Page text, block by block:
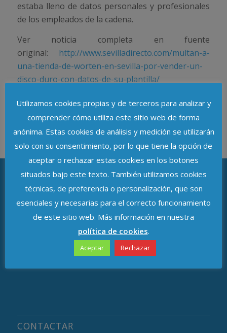
estaba lleno de datos personales y profesionales
de los empleados de la cadena.
Ver noticia completa en fuente
original: http://www.sevilladirecto.com/multan-a-
una-tienda-de-worten-en-sevilla-por-vender-un-
disco-duro-con-datos-de-su-plantilla/
ASOCIACIÓN DE DELEGADOS DE
PROTECCIÓN DE DATOS DE ANDALUCÍA
Avenida de República Argentina, n.º 37
C.P. 41011, Sevilla
CONTACTAR
Utilizamos cookies propias y de terceros para analizar y
comprender cómo utiliza este sitio web de forma
anónima. Estas cookies de análisis y medición se utilizarán
solo con su consentimiento, por lo que tiene la opción de
aceptar o rechazar estas cookies en los botones
situados bajo este texto. También utilizamos cookies
técnicas, de preferencia o personalización, que son
esenciales y necesarias para el correcto funcionamiento
de este sitio web. Más información en nuestra
política de cookies.
Aceptar Rechazar